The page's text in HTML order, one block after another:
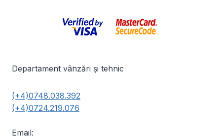
Departament vânzări și tehnic
(+4)0748.038.392
(+4)0724.219.076
Email: